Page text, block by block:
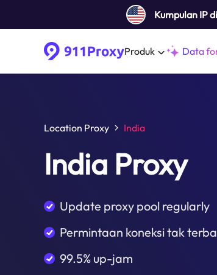
Kumpulan IP
Produk Data
Location Proxy India
India Proxy
Update proxy pool regularly
Permintaan koneksi tak
99.5% up-jam